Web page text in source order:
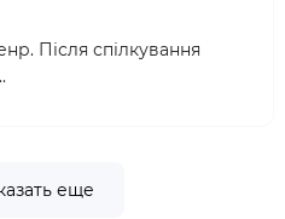
Після спілкування
еще